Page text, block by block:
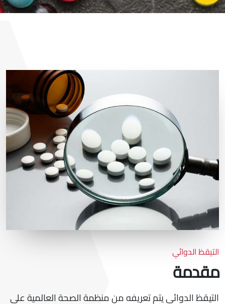
التيقظ الدوائي
مقدمة
التيقظ الدوائي يتم تعريفه من منظمة الصحة العالمية على